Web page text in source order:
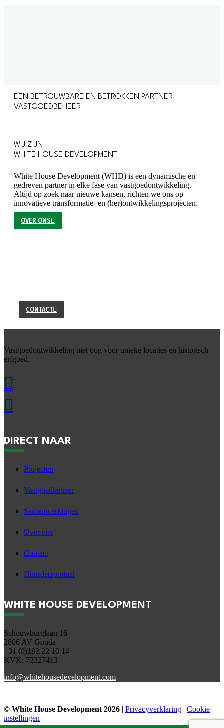
EEN BETROUWBARE EN BETROKKEN PARTNER
VASTGOEDBEHEER
WIJ ZIJN
WHITE HOUSE DEVELOPMENT
White House Development (WHD) is een dynamische en
gedreven partner in elke fase van vastgoedontwikkeling.
Altijd op zoek naar nieuwe kansen, richten we ons op
innovatieve transformatie- en (her)ontwikkelingsprojecten.
OVER ONS
CONTACT
Vastgoedontwikkeling met oog voor unieke locaties en historisch
erfgoed.
DIRECT NAAR
Projecten
Vastgoedbeheer
Samenwerkingen
Over ons
Contact
Huurdersportaal
WHITE HOUSE DEVELOPMENT
Schouwburglaan 16
2806 AV Gouda
+31 (0)182 22 10 14
KVK: 72327413
info@whitehousedevelopment.com
© White House Development 2026 | Privacyverklaring | Cookie
instellingen